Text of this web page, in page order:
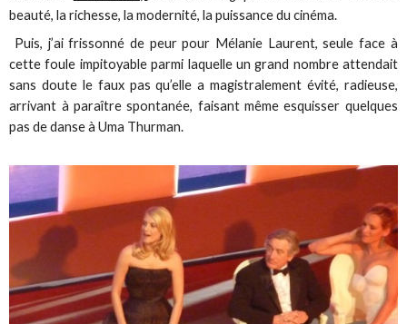
beauté, la richesse, la modernité, la puissance du cinéma.
Puis, j’ai frissonné de peur pour Mélanie Laurent, seule face à
cette foule impitoyable parmi laquelle un grand nombre attendait
sans doute le faux pas qu’elle a magistralement évité, radieuse,
arrivant à paraître spontanée, faisant même esquisser quelques
pas de danse à Uma Thurman.